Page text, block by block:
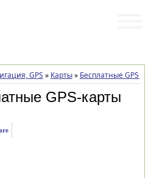
GPS » Карты» Бесплатные GPS-
GPS-карты